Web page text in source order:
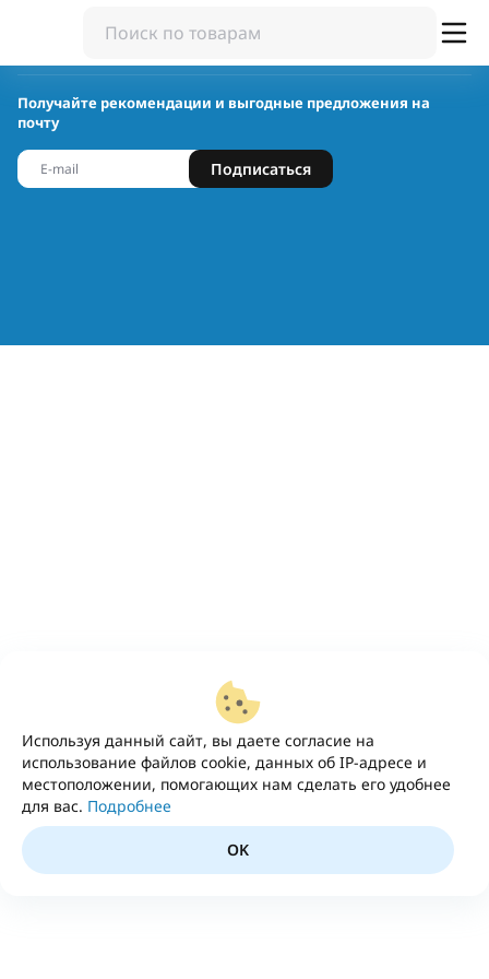
Используя данный сайт, вы даете согласие на
использование файлов cookie, данных об IP-адресе и
местоположении, помогающих нам сделать его удобнее
для вас. Подробнее
OK
Получайте рекомендации и выгодные предложения на
почту
Подписаться